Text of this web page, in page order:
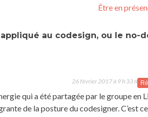
Être en
au codesign, ou le no-
26 février 2017 à 9 h 33 min
qui a été partagée par le groupe en
de la posture du codesigner. C’est ce